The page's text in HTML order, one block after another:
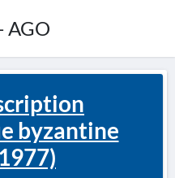
AGO
byzantine